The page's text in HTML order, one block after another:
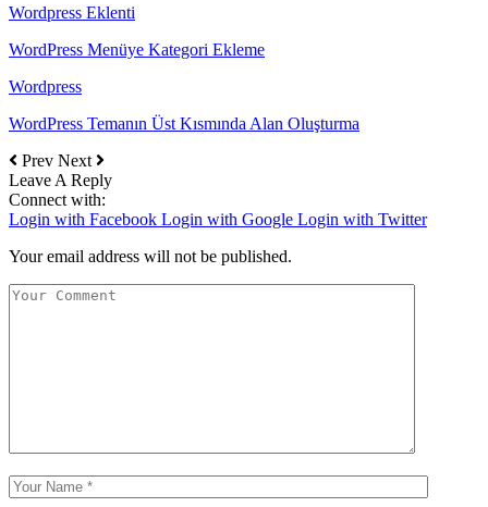
Wordpress Eklenti
WordPress Menüye Kategori Ekleme
Wordpress
WordPress Temanın Üst Kısmında Alan Oluşturma
Prev Next
Leave A Reply
Connect with:
Login with Facebook Login with Google Login with Twitter
Your email address will not be published.